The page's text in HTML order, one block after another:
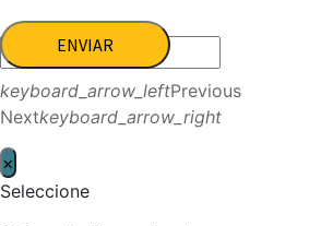
ENVIAR
keyboard_arrow_leftPrevious
Nextkeyboard_arrow_right
×
Seleccione